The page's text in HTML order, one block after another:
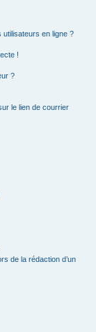
utilisateurs en ligne ?
!
?
le lien de courrier
de la rédaction d’un